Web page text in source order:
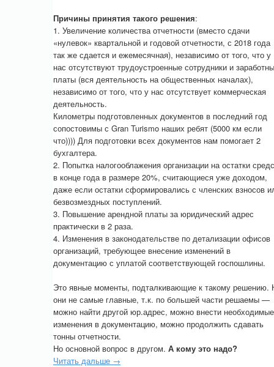
Причины принятия такого решения:
1. Увеличение количества отчетности (вместо сдачи
«нулевок» квартальной и годовой отчетности, с 2018 года
так же сдается и ежемесячная), независимо от того, что у
нас отсутствуют трудоустроенные сотрудники и
платы (вся деятельность на общественных началах),
независимо от того, что у нас отсутствует коммерческая
деятельность.
Километры подготовленных документов в последний год
сопостовимы с Gran Turismo наших ребят (5000 км если
что)))) Для подготовки всех документов нам помогает 2
бухгалтера.
2. Попытка налогооблажения организации на остатки
в конце года в размере 20%, считающиеся уже доходом,
даже если остатки сформировались с членских взносов
безвозмездных поступлений.
3. Повышение арендной платы за юридический адрес
практически в 2 раза.
4. Изменения в законодательстве по детализации офисов
организаций, требующее внесение изменений в
документацию с уплатой соответствующей госпошлины.
Это явные моменты, подталкивающие к такому решению.
они не самые главные, т.к. по большей части решаемы —
можно найти другой юр.адрес, можно внести необходимые
изменения в документацию, можно продолжить сдавать
тонны отчетности.
Но основной вопрос в другом. А кому это надо?
Читать дальше →